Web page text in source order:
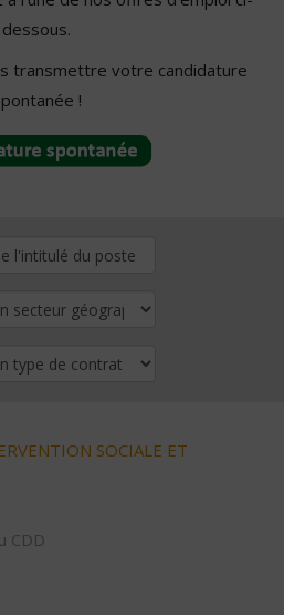
dessous.
transmettre votre candidature
!
SOCIALE ET
CDD